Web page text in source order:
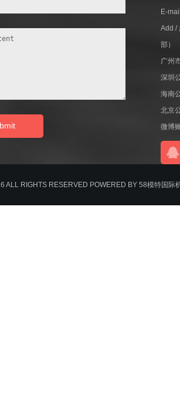
E-
Add /
部）
广州
深圳
海南
北京
微博
ALL RIGHTS RESERVED POWERED BY 58模特国际